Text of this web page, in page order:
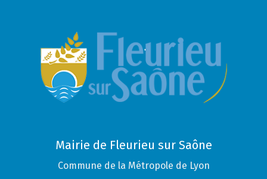
Mairie de Fleurieu sur Saône
Commune de la Métropole de Lyon